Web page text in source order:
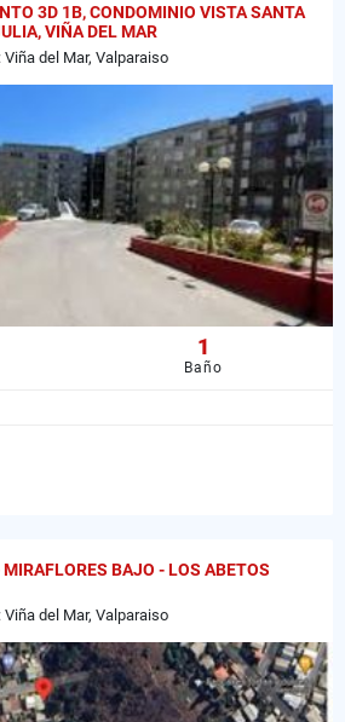
3D 1B, CONDOMINIO VISTA SANTA
VIÑA DEL MAR
Viña del Mar, Valparaiso
1
Baño
BAJO - LOS ABETOS
Viña del Mar, Valparaiso